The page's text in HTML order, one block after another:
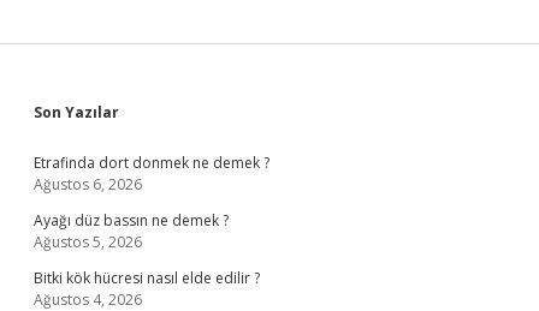
Sidebar
Son Yazılar
Etrafinda dort donmek ne demek ?
Ağustos 6, 2026
Ayağı düz bassın ne demek ?
Ağustos 5, 2026
Bitki kök hücresi nasıl elde edilir ?
Ağustos 4, 2026